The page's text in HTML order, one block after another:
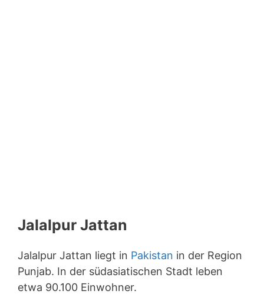
Jalalpur Jattan
Jalalpur Jattan liegt in Pakistan in der Region
Punjab. In der südasiatischen Stadt leben
etwa 90.100 Einwohner.